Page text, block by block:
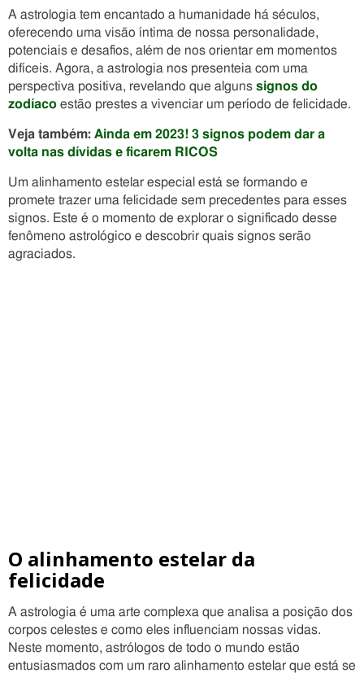
A astrologia tem encantado a humanidade há séculos,
oferecendo uma visão íntima de nossa personalidade,
potenciais e desafios, além de nos orientar em momentos
difíceis. Agora, a astrologia nos presenteia com uma
perspectiva positiva, revelando que alguns signos do
zodíaco estão prestes a vivenciar um período de felicidade.
Veja também: Ainda em 2023! 3 signos podem dar a
volta nas dívidas e ficarem RICOS
Um alinhamento estelar especial está se formando e
promete trazer uma felicidade sem precedentes para esses
signos. Este é o momento de explorar o significado desse
fenômeno astrológico e descobrir quais signos serão
agraciados.
O alinhamento estelar da
felicidade
A astrologia é uma arte complexa que analisa a posição dos
corpos celestes e como eles influenciam nossas vidas.
Neste momento, astrólogos de todo o mundo estão
entusiasmados com um raro alinhamento estelar que está se